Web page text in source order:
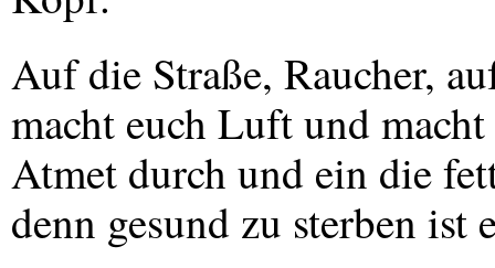
Auf die Straße, Raucher,
macht euch Luft und
Atmet durch und ein die
denn gesund zu sterben ist